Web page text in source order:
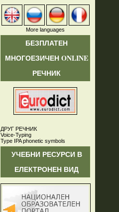
More languages
БЕЗПЛАТЕН
МНОГОЕЗИЧЕН ONLINE
РЕЧНИК
ДРУГ РЕЧНИК
Voice-Typing
Type IPA phonetic symbols
УЧЕБНИ РЕСУРСИ В
ЕЛЕКТРОНЕН ВИД